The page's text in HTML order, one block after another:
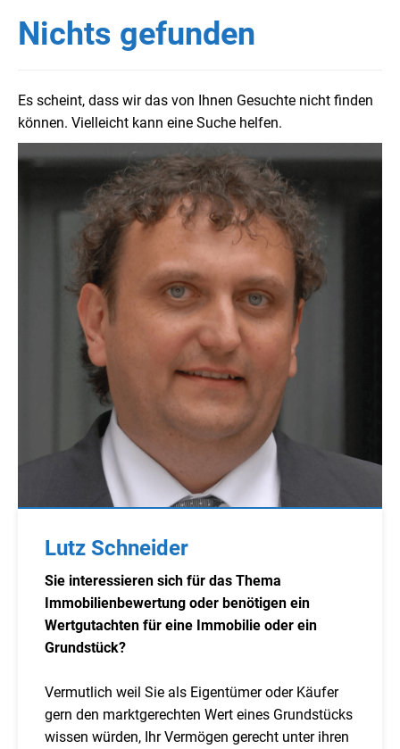
Nichts gefunden
Es scheint, dass wir das von Ihnen Gesuchte nicht finden
können. Vielleicht kann eine Suche helfen.
Lutz Schneider
Sie interessieren sich für das Thema
Immobilienbewertung oder benötigen ein
Wertgutachten für eine Immobilie oder ein
Grundstück?
Vermutlich weil Sie als Eigentümer oder Käufer
gern den marktgerechten Wert eines Grundstücks
wissen würden, Ihr Vermögen gerecht unter ihren